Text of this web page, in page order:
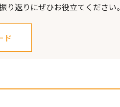
り返りにぜひお役立てください。
ド